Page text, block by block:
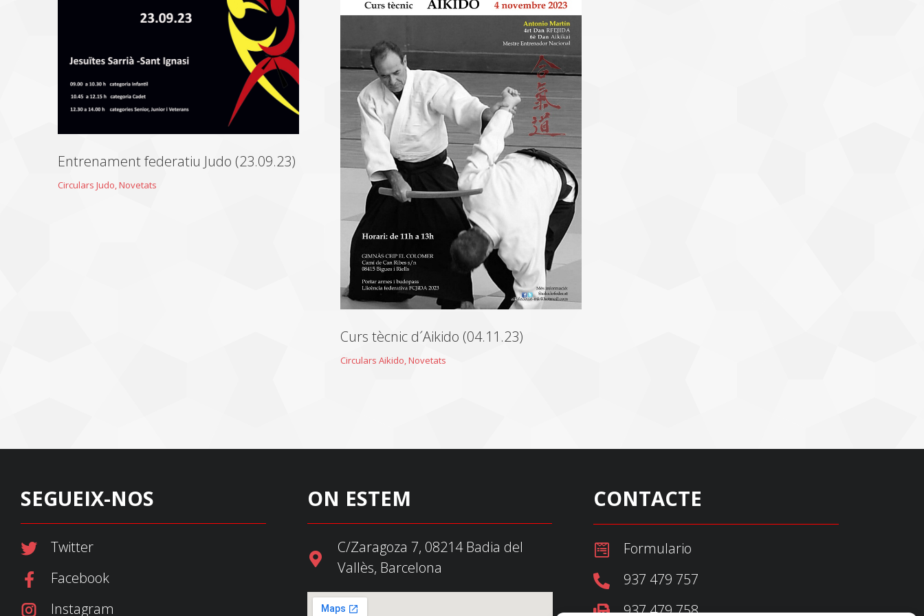
Entrenament federatiu Judo (23.09.23)
Circulars Judo,Novetats
Curs tècnic d´Aikido (04.11.23)
Circulars Aikido,Novetats
SEGUEIX-NOS
Twitter
Facebook
Instagram
ON ESTEM
C/Zaragoza 7, 08214 Badia del
Vallès, Barcelona
CONTACTE
Formulario
937 479 757
937 479 758